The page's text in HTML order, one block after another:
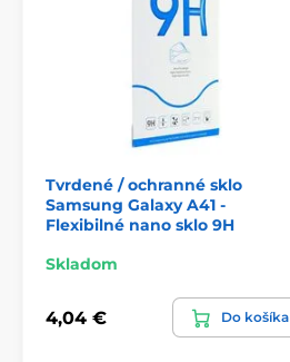
Tvrdené / ochranné sklo
Samsung Galaxy A41 -
Flexibilné nano sklo 9H
Skladom
4,04 € Do košíka